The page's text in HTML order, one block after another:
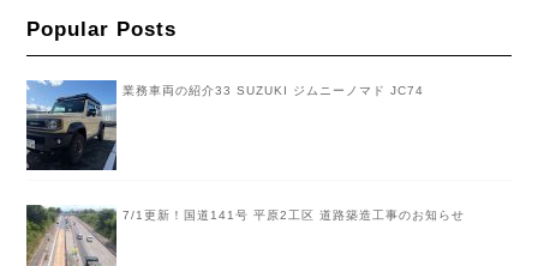
Popular Posts
業務車両の紹介33 SUZUKI ジムニーノマド JC74
7/1更新！国道141号 平原2工区 道路築造工事のお知らせ